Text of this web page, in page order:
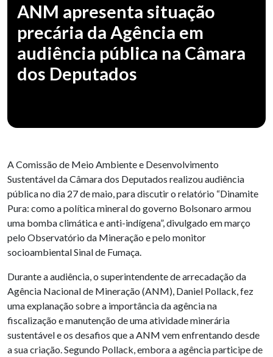
ANM apresenta situação
precária da Agência em
audiência pública na Câmara
dos Deputados
A Comissão de Meio Ambiente e Desenvolvimento
Sustentável da Câmara dos Deputados realizou audiência
pública no dia 27 de maio, para discutir o relatório “Dinamite
Pura: como a política mineral do governo Bolsonaro armou
uma bomba climática e anti-indígena”, divulgado em março
pelo Observatório da Mineração e pelo monitor
socioambiental Sinal de Fumaça.
Durante a audiência, o superintendente de arrecadação da
Agência Nacional de Mineração (ANM), Daniel Pollack, fez
uma explanação sobre a importância da agência na
fiscalização e manutenção de uma atividade minerária
sustentável e os desafios que a ANM vem enfrentando desde
a sua criação. Segundo Pollack, embora a agência participe de